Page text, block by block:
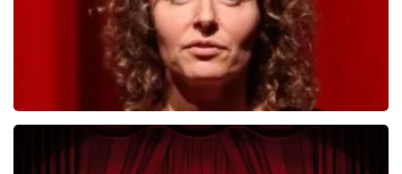
Esther van der Voort
laatste 30 minuten